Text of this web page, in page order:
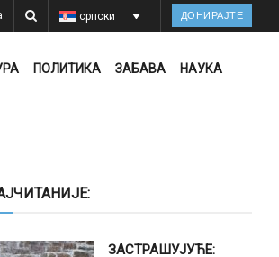
српски ДОНИРАЈТЕ
ПОЛИТИКА ЗАБАВА НАУКА
ЗАСТРАШУЈУЋЕ: